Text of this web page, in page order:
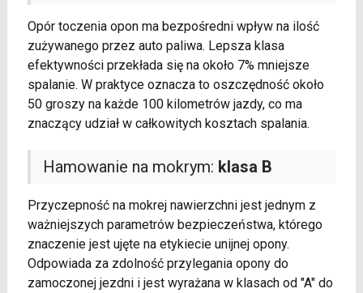
Opór toczenia opon ma bezpośredni wpływ na ilość
zużywanego przez auto paliwa. Lepsza klasa
efektywności przekłada się na około 7% mniejsze
spalanie. W praktyce oznacza to oszczędność około
50 groszy na każde 100 kilometrów jazdy, co ma
znaczący udział w całkowitych kosztach spalania.
Hamowanie na mokrym: klasa B
Przyczepność na mokrej nawierzchni jest jednym z
ważniejszych parametrów bezpieczeństwa, którego
znaczenie jest ujęte na etykiecie unijnej opony.
Odpowiada za zdolność przylegania opony do
zamoczonej jezdni i jest wyrażana w klasach od "A" do